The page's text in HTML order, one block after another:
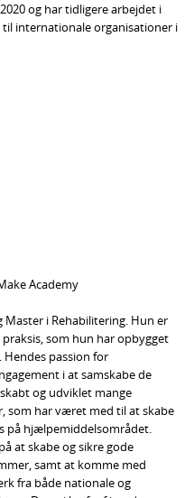
og har tidligere arbejdet i
internationale organisationer i
Academy
i Rehabilitering. Hun er
som hun har opbygget
passion for
i at samskabe de
og udviklet mange
har været med til at skabe
på hjælpemiddelsområdet.
at skabe og sikre gode
samt at komme med
fra både nationale og